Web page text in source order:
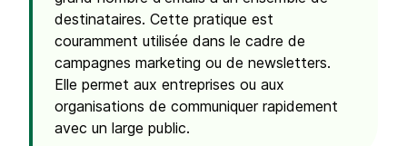
destinataires. Cette pratique est
couramment utilisée dans le cadre de
campagnes marketing ou de newsletters.
Elle permet aux entreprises ou aux
organisations de communiquer rapidement
avec un large public.